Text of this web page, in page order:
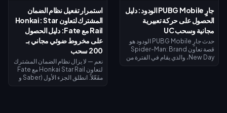
الاستبدال في 31 أغسطس.
جارٍ PUBG Mobile الودود: دليل
الحصول على حركة تعبيرية
مجانية وسحب UC
حدث جارٍ PUBG Mobile الودود هو
قصة تعاون Spider-Man: Brand
New Day، والذي يقام في الفترة من
استمرار تفعيل نظام الضمان
المشترك لتعاون Honkai: Star
Rail مع Fate: دليل الحصول
على مخروط ضوئي مجاني بـ
200 سحب
نعم — لا يزال نظام الضمان المشترك
لتعاون Honkai Star Rail مع Fate
مفَعّلاً. انطلق الجزء الأول (Saber و